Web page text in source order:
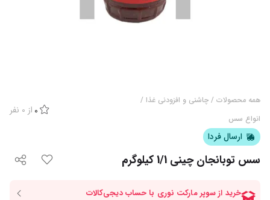
همه محصولات / چاشنی و افزودنی غذا /
انواع سس
0 از 0 نفر
ارسال فردا
سس توبانجان چینی 1/1 کیلوگرم